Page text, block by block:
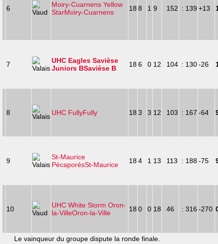
6
Moiry-Cuarnens Yellow
StarMoiry-Cuarnens 18 8 1 9 152 : 139 +13
7
UHC Eagles Savièse
Juniors BSavièse B 186 0 12 104 : 130-26
8 UHC FullyFully 18 3 3 12 103 : 167 -64
9
St-Maurice
PécaporésSt-Maurice 184 1 13 113 : 188-75
10
UHC White Storm Oron-
la-VilleOron-la-Ville 18 0 0 18 46 : 316 -270
Le vainqueur du groupe dispute la ronde finale.